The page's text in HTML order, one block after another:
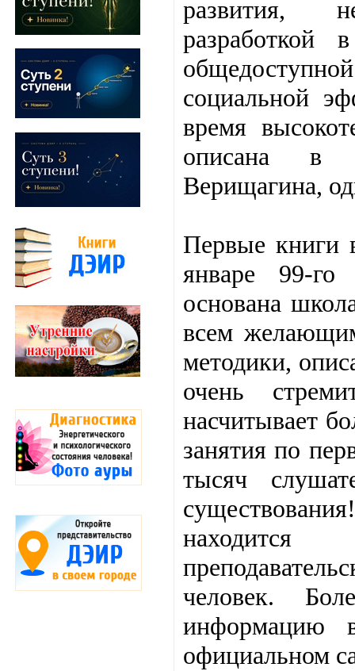
развития,
разработкой
социальной
время
описана в
Верищагина,
Первые книги
январе 99-
основана
всем
методики,
очень
насчитывает
занятия по
тысяч
человек.
информацию
официальном